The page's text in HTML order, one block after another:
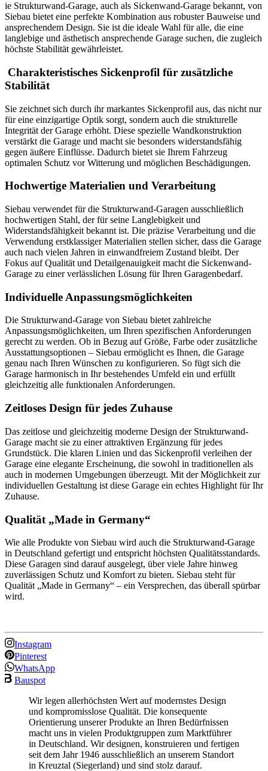
ie Strukturwand-Garage, auch als Sickenwand-Garage bekannt, von
Siebau bietet eine perfekte Kombination aus robuster Bauweise und
ansprechendem Design. Sie ist die ideale Wahl für alle, die eine
langlebige und ästhetisch ansprechende Garage suchen, die zugleich
höchste Stabilität gewährleistet.
Charakteristisches Sickenprofil für zusätzliche
Stabilität
Sie zeichnet sich durch ihr markantes Sickenprofil aus, das nicht nur
für eine einzigartige Optik sorgt, sondern auch die strukturelle
Integrität der Garage erhöht. Diese spezielle Wandkonstruktion
verstärkt die Garage und macht sie besonders widerstandsfähig
gegen äußere Einflüsse. Dadurch bietet sie Ihrem Fahrzeug
optimalen Schutz vor Witterung und möglichen Beschädigungen.
Hochwertige Materialien und Verarbeitung
Siebau verwendet für die Strukturwand-Garagen ausschließlich
hochwertigen Stahl, der für seine Langlebigkeit und
Widerstandsfähigkeit bekannt ist. Die präzise Verarbeitung und die
Verwendung erstklassiger Materialien stellen sicher, dass die Garage
auch nach vielen Jahren in einwandfreiem Zustand bleibt. Der
Fokus auf Qualität und Detailgenauigkeit macht die Sickenwand-
Garage zu einer verlässlichen Lösung für Ihren Garagenbedarf.
Individuelle Anpassungsmöglichkeiten
Die Strukturwand-Garage von Siebau bietet zahlreiche
Anpassungsmöglichkeiten, um Ihren spezifischen Anforderungen
gerecht zu werden. Ob in Bezug auf Größe, Farbe oder zusätzliche
Ausstattungsoptionen – Siebau ermöglicht es Ihnen, die Garage
genau nach Ihren Wünschen zu konfigurieren. So fügt sich die
Garage harmonisch in Ihr bestehendes Umfeld ein und erfüllt
gleichzeitig alle funktionalen Anforderungen.
Zeitloses Design für jedes Zuhause
Das zeitlose und gleichzeitig moderne Design der Strukturwand-
Garage macht sie zu einer attraktiven Ergänzung für jedes
Grundstück. Die klaren Linien und das Sickenprofil verleihen der
Garage eine elegante Erscheinung, die sowohl in traditionellen als
auch in modernen Umgebungen überzeugt. Mit der Möglichkeit zur
individuellen Gestaltung ist diese Garage ein echtes Highlight für Ihr
Zuhause.
Qualität „Made in Germany“
Wie alle Produkte von Siebau wird auch die Strukturwand-Garage
in Deutschland gefertigt und entspricht höchsten Qualitätsstandards.
Diese Garagen sind darauf ausgelegt, über viele Jahre hinweg
zuverlässigen Schutz und Komfort zu bieten. Siebau steht für
Qualität „Made in Germany“ – ein Versprechen, das überall spürbar
wird.
Instagram
Pinterest
WhatsApp
Bauspot
Wir legen allerhöchsten Wert auf modernstes Design
und kompromisslose Qualität. Die konsequente
Orientierung unserer Produkte an Ihren Bedürfnissen
macht uns in vielen Produktgruppen zum Marktführer
in Deutschland. Wir designen, konstruieren und fertigen
seit dem Jahr 1946 ausschließlich an unserem Standort
in Kreuztal (Siegerland) und sind stolz darauf.